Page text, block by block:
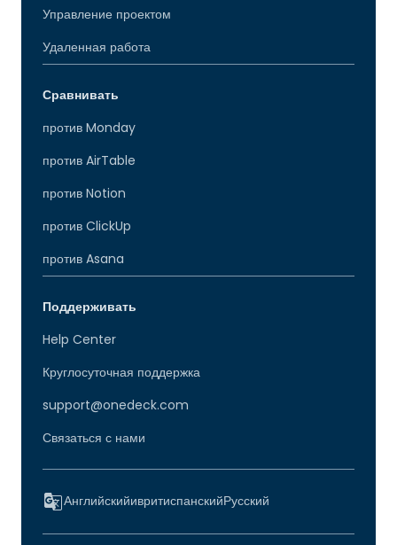
Управление проектом
Удаленная работа
Сравнивать
против Monday
против AirTable
против Notion
против ClickUp
против Asana
Поддерживать
Help Center
Круглосуточная поддержка
support@onedeck.com
Связаться с нами
АнглийскийивритиспанскийРусский